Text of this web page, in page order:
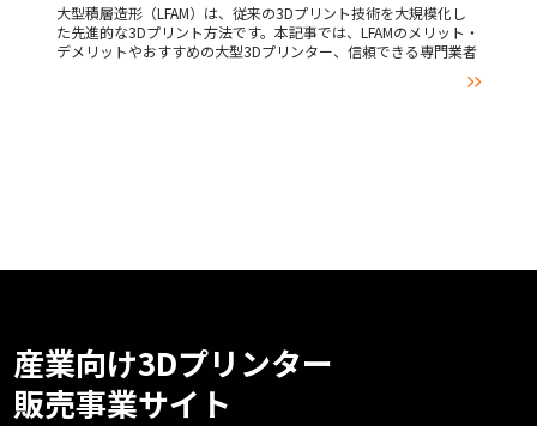
大型積層造形（LFAM）は、従来の3Dプリント技術を大規模化し
た先進的な3Dプリント方法です。本記事では、LFAMのメリット・
デメリットやおすすめの大型3Dプリンター、信頼できる専門業者

産業向け3Dプリンター
販売事業サイト